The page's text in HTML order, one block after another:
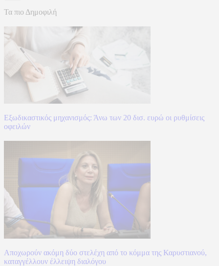
Τα πιο Δημοφιλή
Εξωδικαστικός μηχανισμός: Άνω των 20 δισ. ευρώ οι ρυθμίσεις
οφειλών
Αποχωρούν ακόμη δύο στελέχη από το κόμμα της Καρυστιανού,
καταγγέλλουν έλλειψη διαλόγου